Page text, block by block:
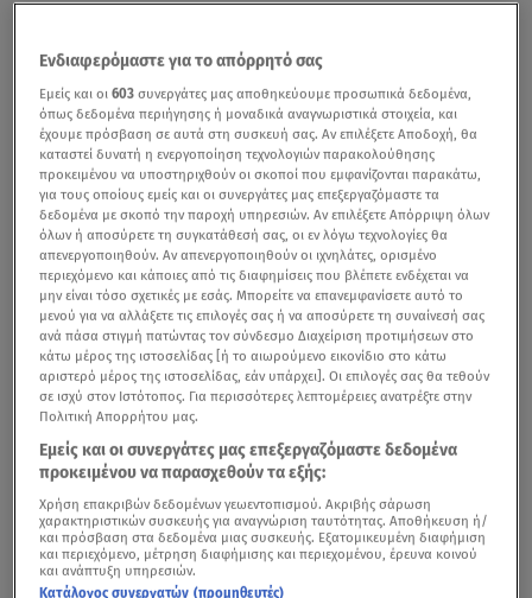
Ενδιαφερόμαστε για το απόρρητό σας
Εμείς και οι603 συνεργάτες μας αποθηκεύουμε προσωπικά δεδομένα,
όπως δεδομένα περιήγησης ή μοναδικά αναγνωριστικά στοιχεία, και
έχουμε πρόσβαση σε αυτά στη συσκευή σας. Αν επιλέξετε Αποδοχή, θα
καταστεί δυνατή η ενεργοποίηση τεχνολογιών παρακολούθησης
προκειμένου να υποστηριχθούν οι σκοποί που εμφανίζονται παρακάτω,
για τους οποίους εμείς και οι συνεργάτες μας επεξεργαζόμαστε τα
δεδομένα με σκοπό την παροχή υπηρεσιών. Αν επιλέξετε Απόρριψη όλων
όλων ή αποσύρετε τη συγκατάθεσή σας, οι εν λόγω τεχνολογίες θα
απενεργοποιηθούν. Αν απενεργοποιηθούν οι ιχνηλάτες, ορισμένο
περιεχόμενο και κάποιες από τις διαφημίσεις που βλέπετε ενδέχεται να
μην είναι τόσο σχετικές με εσάς. Μπορείτε να επανεμφανίσετε αυτό το
μενού για να αλλάξετε τις επιλογές σας ή να αποσύρετε τη συναίνεσή σας
ανά πάσα στιγμή πατώντας τον σύνδεσμο Διαχείριση προτιμήσεων στο
κάτω μέρος της ιστοσελίδας [ή το αιωρούμενο εικονίδιο στο κάτω
αριστερό μέρος της ιστοσελίδας, εάν υπάρχει]. Οι επιλογές σας θα τεθούν
σε ισχύ στον Ιστότοπος. Για περισσότερες λεπτομέρειες ανατρέξτε στην
Πολιτική Απορρήτου μας.
Εμείς και οι συνεργάτες μας επεξεργαζόμαστε δεδομένα
προκειμένου να παρασχεθούν τα εξής:
Χρήση επακριβών δεδομένων γεωεντοπισμού. Ακριβής σάρωση
χαρακτηριστικών συσκευής για αναγνώριση ταυτότητας. Αποθήκευση ή/
και πρόσβαση στα δεδομένα μιας συσκευής. Εξατομικευμένη διαφήμιση
και περιεχόμενο, μέτρηση διαφήμισης και περιεχομένου, έρευνα κοινού
και ανάπτυξη υπηρεσιών.
Κατάλογος συνεργατών (προμηθευτές)